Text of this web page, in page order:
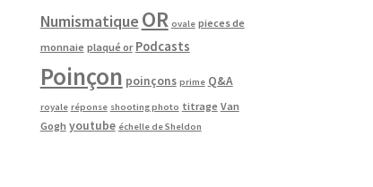
Numismatique OR ovale pieces de
monnaie plaqué or Podcasts
Poinçon poinçons prime Q&A
royale réponse shooting photo titrage Van
Gogh youtube échelle de Sheldon